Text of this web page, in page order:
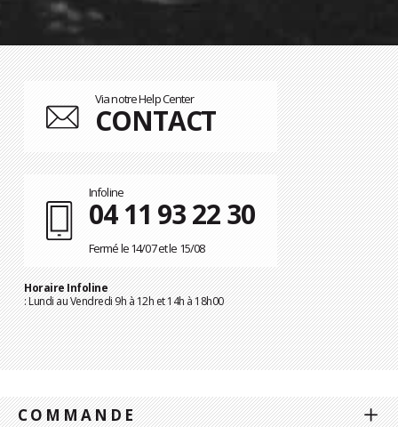
Via notre Help Center
CONTACT
Infoline
04 11 93 22 30
Fermé le 14/07 et le 15/08
Horaire Infoline
: Lundi au Vendredi 9h à 12h et 14h à 18h00
COMMANDE